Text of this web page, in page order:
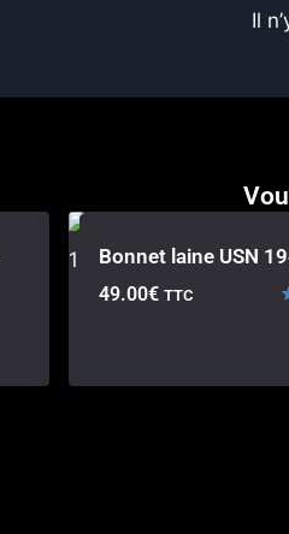
Il
Bonnet laine USN
49.00€ TTC